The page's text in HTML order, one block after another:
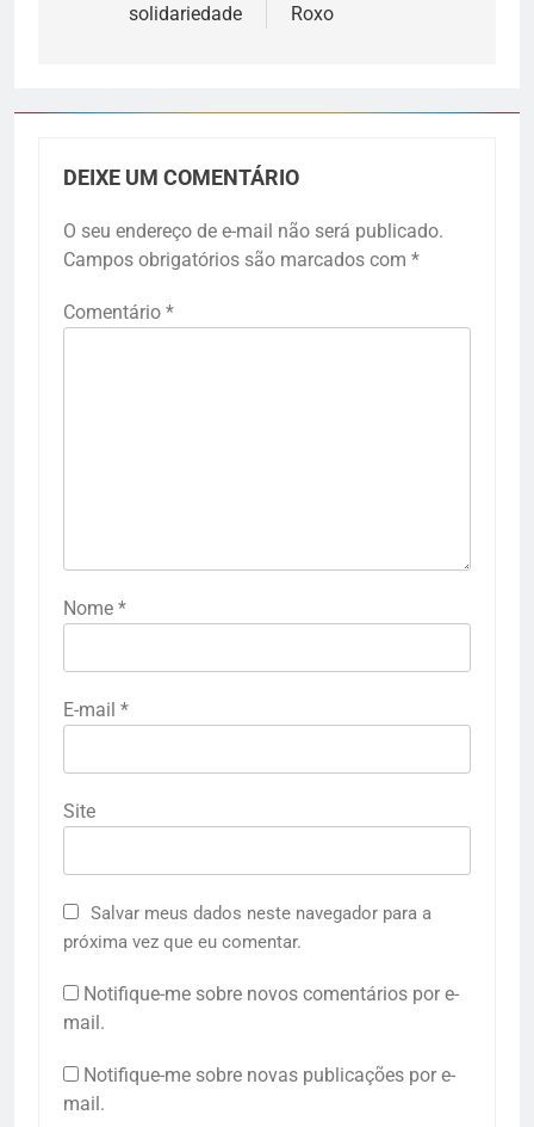
solidariedade
Roxo
DEIXE UM COMENTÁRIO
O seu endereço de e-mail não será publicado.
Campos obrigatórios são marcados com *
Comentário *
Nome *
E-mail *
Site
Salvar meus dados neste navegador para a
próxima vez que eu comentar.
Notifique-me sobre novos comentários por e-
mail.
Notifique-me sobre novas publicações por e-
mail.